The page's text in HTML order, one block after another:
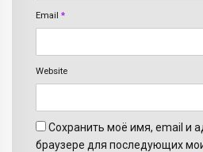
Email *
Website
Сохранить моё имя, email и
браузере для последующих